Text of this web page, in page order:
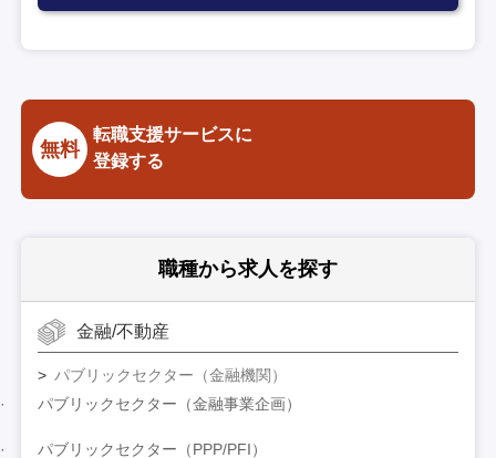
無料
転職支援サービスに
登録する
職種から求人を探す
金融/不動産
パブリックセクター（金融機関）
パブリックセクター（金融事業企画）
パブリックセクター（PPP/PFI）